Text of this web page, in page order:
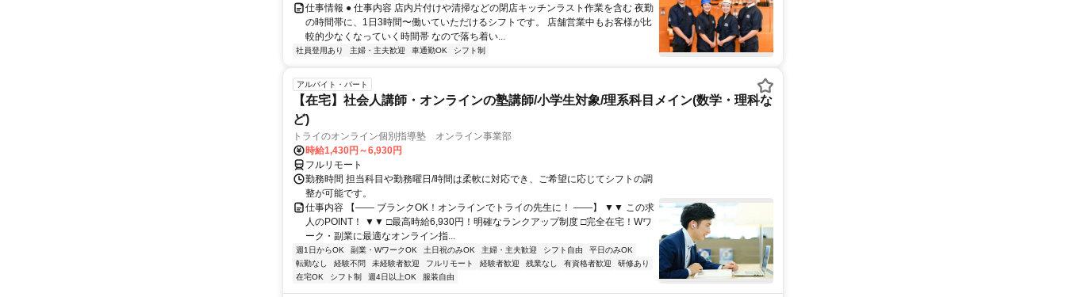
仕事情報 ● 仕事内容 店内片付けや清掃などの閉店キッチンラスト作業を含む 夜勤
の時間帯に、1日3時間〜働いていただけるシフトです。 店舗営業中もお客様が比
較的少なくなっていく時間帯 なので落ち着い...
社員登用あり 主婦・主夫歓迎 車通勤OK シフト制
アルバイト・パート
【在宅】社会人講師・オンラインの塾講師/小学生対象/理系科目メイン(数学・理科な
ど)
トライのオンライン個別指導塾 オンライン事業部
時給1,430円～6,930円
フルリモート
勤務時間 担当科目や勤務曜日/時間は柔軟に対応でき、ご希望に応じてシフトの調
整が可能です。
仕事内容 【―― ブランクOK！オンラインでトライの先生に！ ――】 ▼▼ この求
人のPOINT！ ▼▼ □最高時給6,930円！明確なランクアップ制度 □完全在宅！Wワ
ーク・副業に最適なオンライン指...
週1日からOK 副業・WワークOK 土日祝のみOK 主婦・主夫歓迎 シフト自由
平日のみOK
転勤なし
経験不問 未経験者歓迎 フルリモート 経験者歓迎 残業なし 有資格者歓迎
研修あり
在宅OK
シフト制 週4日以上OK 服装自由